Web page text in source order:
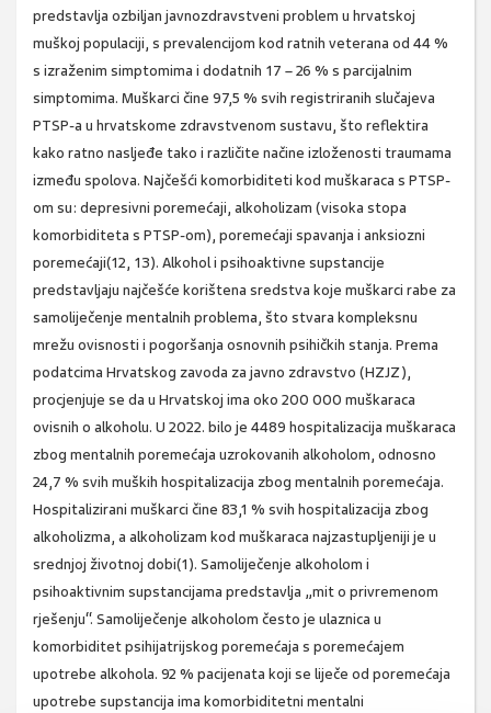
predstavlja ozbiljan javnozdravstveni problem u hrvatskoj
muškoj populaciji, s prevalencijom kod ratnih veterana od 44 %
s izraženim simptomima i dodatnih 17 – 26 % s parcijalnim
simptomima. Muškarci čine 97,5 % svih registriranih slučajeva
PTSP-a u hrvatskome zdravstvenom sustavu, što reflektira
kako ratno nasljeđe tako i različite načine izloženosti traumama
između spolova. Najčešći komorbiditeti kod muškaraca s PTSP-
om su: depresivni poremećaji, alkoholizam (visoka stopa
komorbiditeta s PTSP-om), poremećaji spavanja i anksiozni
poremećaji(12, 13). Alkohol i psihoaktivne supstancije
predstavljaju najčešće korištena sredstva koje muškarci rabe za
samoliječenje mentalnih problema, što stvara kompleksnu
mrežu ovisnosti i pogoršanja osnovnih psihičkih stanja. Prema
podatcima Hrvatskog zavoda za javno zdravstvo (HZJZ),
procjenjuje se da u Hrvatskoj ima oko 200 000 muškaraca
ovisnih o alkoholu. U 2022. bilo je 4489 hospitalizacija muškaraca
zbog mentalnih poremećaja uzrokovanih alkoholom, odnosno
24,7 % svih muških hospitalizacija zbog mentalnih poremećaja.
Hospitalizirani muškarci čine 83,1 % svih hospitalizacija zbog
alkoholizma, a alkoholizam kod muškaraca najzastupljeniji je u
srednjoj životnoj dobi(1). Samoliječenje alkoholom i
psihoaktivnim supstancijama predstavlja „mit o privremenom
rješenju“. Samoliječenje alkoholom često je ulaznica u
komorbiditet psihijatrijskog poremećaja s poremećajem
upotrebe alkohola. 92 % pacijenata koji se liječe od poremećaja
upotrebe supstancija ima komorbiditetni mentalni